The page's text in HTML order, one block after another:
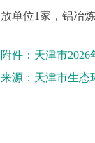
放单位1家，铝冶
附件：天津市
来源：天津市生态